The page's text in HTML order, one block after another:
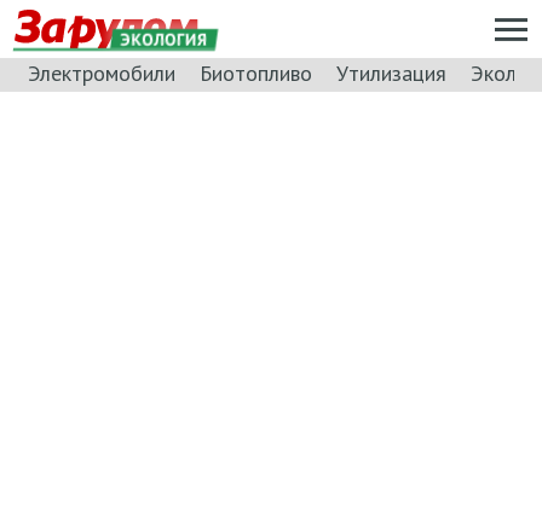
ЭКОЛОГИЯ
Электромобили Биотопливо Утилизация